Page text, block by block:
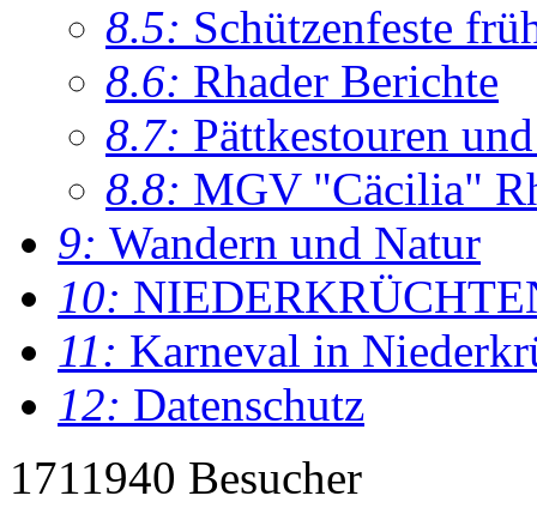
8.5: Schützenfeste
8.6: Rhader Berichte
8.7: Pättkestouren
8.8: MGV "Cäcilia"
9: Wandern und Natur
10:
11: Karneval in
12: Datenschutz
1711940 Besucher